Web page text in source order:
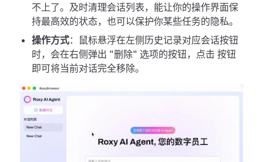
不上了。及时清理会话列表，能让你的操作界面保
持最高效的状态，也可以保护你某些任务的隐私。
操作方式：鼠标悬浮在左侧历史记录对应会话按钮
时，会在右侧弹出 "删除" 选项的按钮，点击 按钮
即可将当前对话完全移除。